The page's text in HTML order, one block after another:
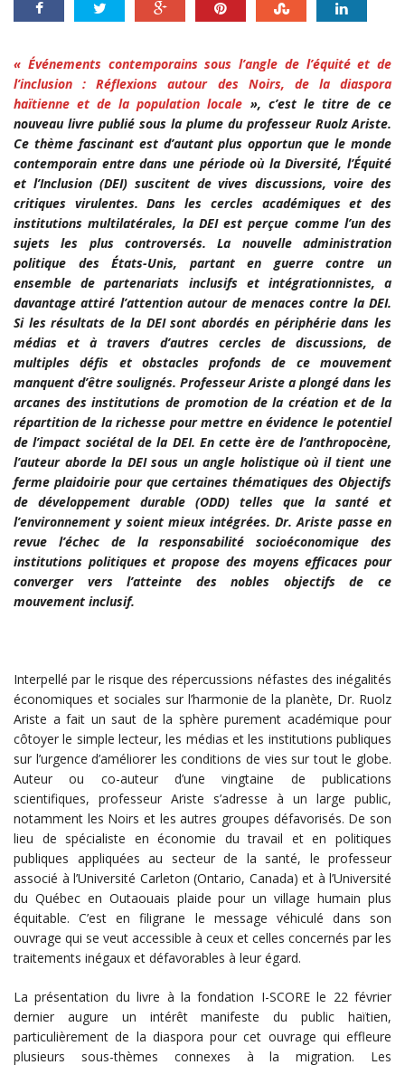
« Événements contemporains sous l’angle de l’équité et de
l’inclusion : Réflexions autour des Noirs, de la diaspora
haïtienne et de la population locale », c’est le titre de ce
nouveau livre publié sous la plume du professeur Ruolz Ariste.
Ce thème fascinant est d’autant plus opportun que le monde
contemporain entre dans une période où la Diversité, l’Équité
et l’Inclusion (DEI) suscitent de vives discussions, voire des
critiques virulentes. Dans les cercles académiques et des
institutions multilatérales, la DEI est perçue comme l’un des
sujets les plus controversés. La nouvelle administration
politique des États-Unis, partant en guerre contre un
ensemble de partenariats inclusifs et intégrationnistes, a
davantage attiré l’attention autour de menaces contre la DEI.
Si les résultats de la DEI sont abordés en périphérie dans les
médias et à travers d’autres cercles de discussions, de
multiples défis et obstacles profonds de ce mouvement
manquent d’être soulignés. Professeur Ariste a plongé dans les
arcanes des institutions de promotion de la création et de la
répartition de la richesse pour mettre en évidence le potentiel
de l’impact sociétal de la DEI. En cette ère de l’anthropocène,
l’auteur aborde la DEI sous un angle holistique où il tient une
ferme plaidoirie pour que certaines thématiques des Objectifs
de développement durable (ODD) telles que la santé et
l’environnement y soient mieux intégrées. Dr. Ariste passe en
revue l’échec de la responsabilité socioéconomique des
institutions politiques et propose des moyens efficaces pour
converger vers l’atteinte des nobles objectifs de ce
mouvement inclusif.
Interpellé par le risque des répercussions néfastes des inégalités
économiques et sociales sur l’harmonie de la planète, Dr. Ruolz
Ariste a fait un saut de la sphère purement académique pour
côtoyer le simple lecteur, les médias et les institutions publiques
sur l’urgence d’améliorer les conditions de vies sur tout le globe.
Auteur ou co-auteur d’une vingtaine de publications
scientifiques, professeur Ariste s’adresse à un large public,
notamment les Noirs et les autres groupes défavorisés. De son
lieu de spécialiste en économie du travail et en politiques
publiques appliquées au secteur de la santé, le professeur
associé à l’Université Carleton (Ontario, Canada) et à l’Université
du Québec en Outaouais plaide pour un village humain plus
équitable. C’est en filigrane le message véhiculé dans son
ouvrage qui se veut accessible à ceux et celles concernés par les
traitements inégaux et défavorables à leur égard.
La présentation du livre à la fondation I-SCORE le 22 février
dernier augure un intérêt manifeste du public haïtien,
particulièrement de la diaspora pour cet ouvrage qui effleure
plusieurs sous-thèmes connexes à la migration. Les